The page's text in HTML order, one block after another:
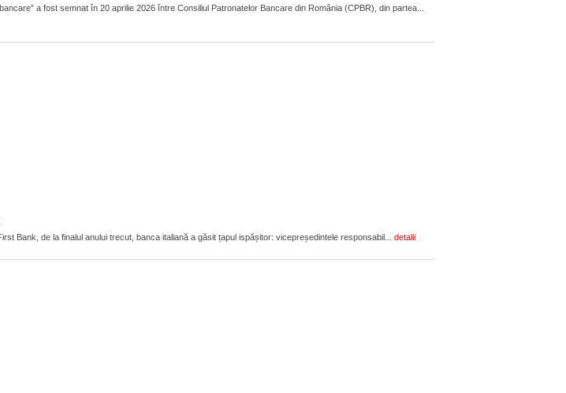
a fost semnat în 20 aprilie 2026 între Consiliul Patronatelor Bancare din România (CPBR), din partea...
Bank, de la finalul anului trecut, banca italiană a găsit țapul ispășitor: vicepreședintele responsabil... detalii